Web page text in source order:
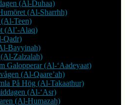
(Al-Duhaa)
(Al-Sharrhh)
Teen)
(Al’-Alaq)
Qadr)
Bayyinah)
Zalzalah)
Galopperar (Al-‘Aadeyaat)
(Al-Qaare’ah)
På Hög (Al-Takaathur)
(Al-‘Asr)
(Al-Humazah)